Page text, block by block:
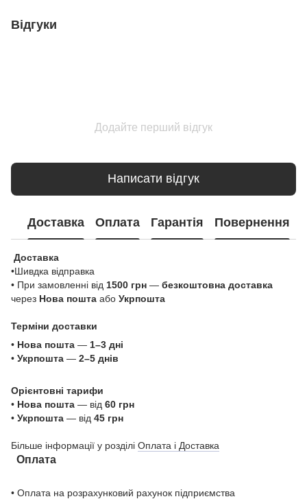
Відгуки
Додайте перший відгук
Написати відгук
Доставка Оплата Гарантія Повернення
Доставка
•Шивдка відправка
• При замовленні від 1500 грн — безкоштовна доставка
через Нова пошта або Укрпошта
Терміни доставки
• Нова пошта — 1–3 дні
• Укрпошта — 2–5 днів
Орієнтовні тарифи
• Нова пошта — від 60 грн
• Укрпошта — від 45 грн
Більше інформації у розділі Оплата і Доставка
Оплата
• Оплата на розрахунковий рахунок підприємства